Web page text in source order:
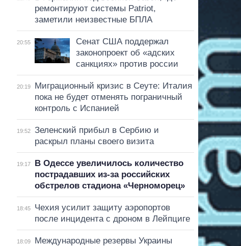
ремонтируют системы Patriot,
заметили неизвестные БПЛА
20:55
Сенат США поддержал
законопроект об «адских
санкциях» против россии
20:19
Миграционный кризис в Сеуте: Италия
пока не будет отменять пограничный
контроль с Испанией
19:52
Зеленский прибыл в Сербию и
раскрыл планы своего визита
19:17
В Одессе увеличилось количество
пострадавших из-за российских
обстрелов стадиона «Черноморец»
18:45
Чехия усилит защиту аэропортов
после инцидента с дроном в Лейпциге
18:09
Международные резервы Украины